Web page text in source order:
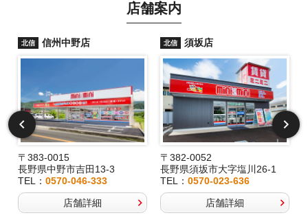
店舗案内
北信 信州中野店
〒383-0015
長野県中野市吉田13-3
TEL： 0570-046-333
店舗詳細
北信 須坂店
〒382-0052
長野県須坂市大字塩川26-1
TEL：0570-023-636
店舗詳細